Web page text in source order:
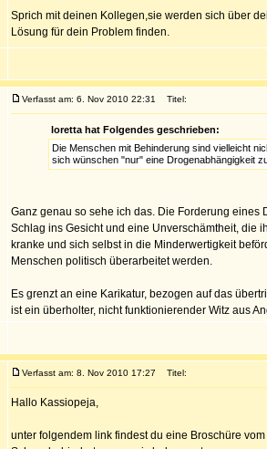
Sprich mit deinen Kollegen,sie werden sich über
Lösung für dein Problem finden.
Verfasst am: 6. Nov 2010 22:31 Titel:
loretta hat Folgendes geschrieben:
Die Menschen mit Behinderung sind vielleicht
sich wünschen "nur" eine Drogenabhängigkeit
Ganz genau so sehe ich das. Die Forderung
Schlag ins Gesicht und eine Unverschämtheit, die
kranke und sich selbst in die Minderwertigkeit
Menschen politisch überarbeitet werden.
Es grenzt an eine Karikatur, bezogen auf das
ist ein überholter, nicht funktionierender Witz aus
Verfasst am: 8. Nov 2010 17:27 Titel:
Hallo Kassiopeja,
unter folgendem link findest du eine Broschüre